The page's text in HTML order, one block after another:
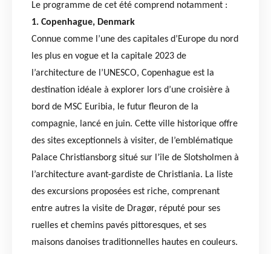
Le programme de cet été comprend notamment :
1. Copenhague, Denmark
Connue comme l’une des capitales d’Europe du nord
les plus en vogue et la capitale 2023 de
l’architecture de l’UNESCO, Copenhague est la
destination idéale à explorer lors d’une croisière à
bord de MSC Euribia, le futur fleuron de la
compagnie, lancé en juin. Cette ville historique offre
des sites exceptionnels à visiter, de l’emblématique
Palace Christiansborg situé sur l’île de Slotsholmen à
l’architecture avant-gardiste de Christiania. La liste
des excursions proposées est riche, comprenant
entre autres la visite de Dragør, réputé pour ses
ruelles et chemins pavés pittoresques, et ses
maisons danoises traditionnelles hautes en couleurs.